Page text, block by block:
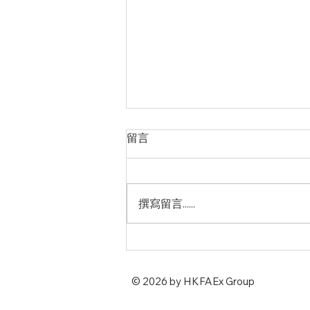
留言
撰寫留言......
© 2026 by HKFAEx Group